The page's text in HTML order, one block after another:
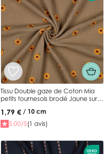
Tissu Double gaze de Coton Mia
petits tournesols brodé Jaune sur
1,79 € / 10 cm
5.00/5(1 avis)